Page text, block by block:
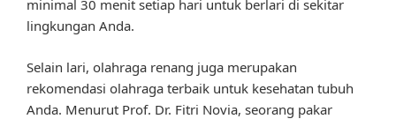
minimal 30 menit setiap hari untuk berlari di sekitar
lingkungan Anda.
Selain lari, olahraga renang juga merupakan
rekomendasi olahraga terbaik untuk kesehatan tubuh
Anda. Menurut Prof. Dr. Fitri Novia, seorang pakar